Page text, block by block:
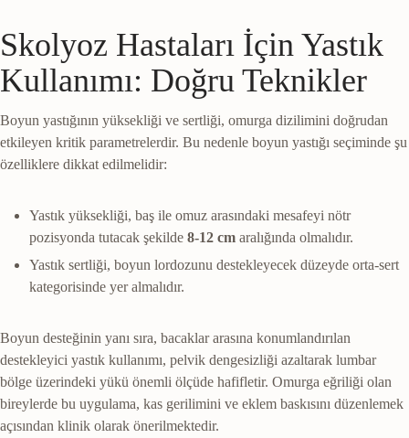
Skolyoz Hastaları İçin Yastık
Kullanımı: Doğru Teknikler
Boyun yastığının yüksekliği ve sertliği, omurga dizilimini doğrudan
etkileyen kritik parametrelerdir. Bu nedenle boyun yastığı seçiminde şu
özelliklere dikkat edilmelidir:
Yastık yüksekliği, baş ile omuz arasındaki mesafeyi nötr
pozisyonda tutacak şekilde 8-12 cm aralığında olmalıdır.
Yastık sertliği, boyun lordozunu destekleyecek düzeyde orta-sert
kategorisinde yer almalıdır.
Boyun desteğinin yanı sıra, bacaklar arasına konumlandırılan
destekleyici yastık kullanımı, pelvik dengesizliği azaltarak lumbar
bölge üzerindeki yükü önemli ölçüde hafifletir. Omurga eğriliği olan
bireylerde bu uygulama, kas gerilimini ve eklem baskısını düzenlemek
açısından klinik olarak önerilmektedir.